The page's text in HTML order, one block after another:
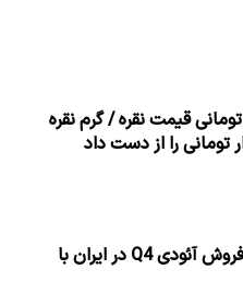
کاهش 3600 تومانی قیمت نقره / گرم نقره
شرایط جدید فروش آئودی Q4 در ایران با